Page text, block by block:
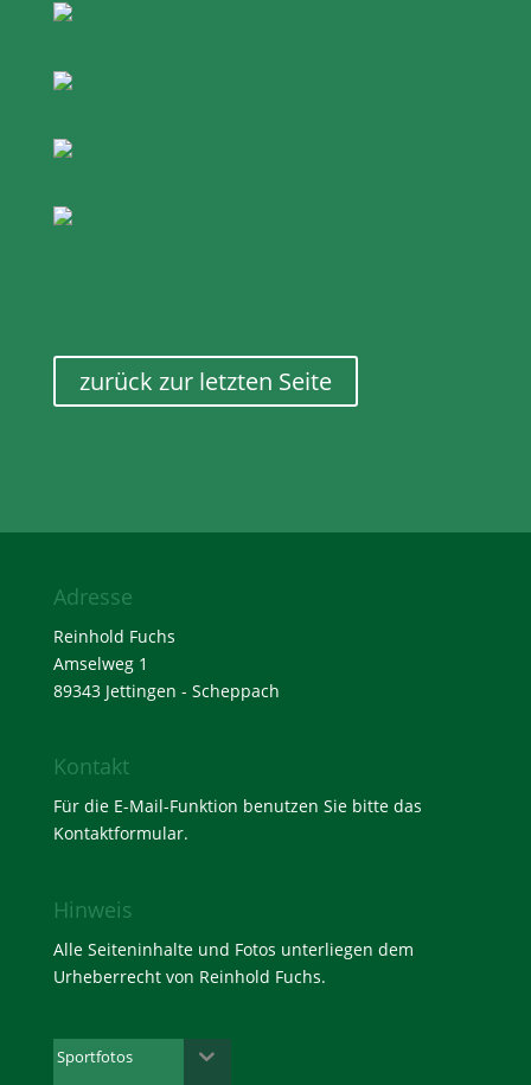
zurück zur letzten Seite
Adresse
Reinhold Fuchs
Amselweg 1
89343 Jettingen - Scheppach
Kontakt
Für die E-Mail-Funktion benutzen Sie bitte das
Kontaktformular.
Hinweis
Alle Seiteninhalte und Fotos unterliegen dem
Urheberrecht von Reinhold Fuchs.
Sportfotos